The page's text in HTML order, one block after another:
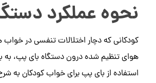
نحوه عملکرد
کودکانی که دچار اختلالات تنفسی در
هوای تنظیم شده درون دستگاه بای پپ،
استفاده از بای پپ برای خواب کودکان به